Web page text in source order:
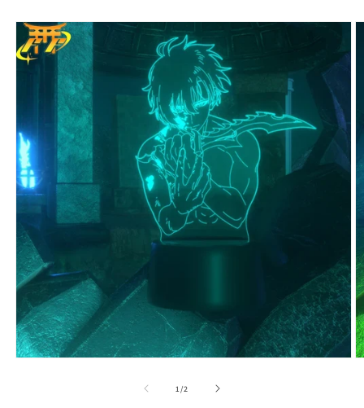
Passa alle
informazioni
sul prodotto
1/su
2